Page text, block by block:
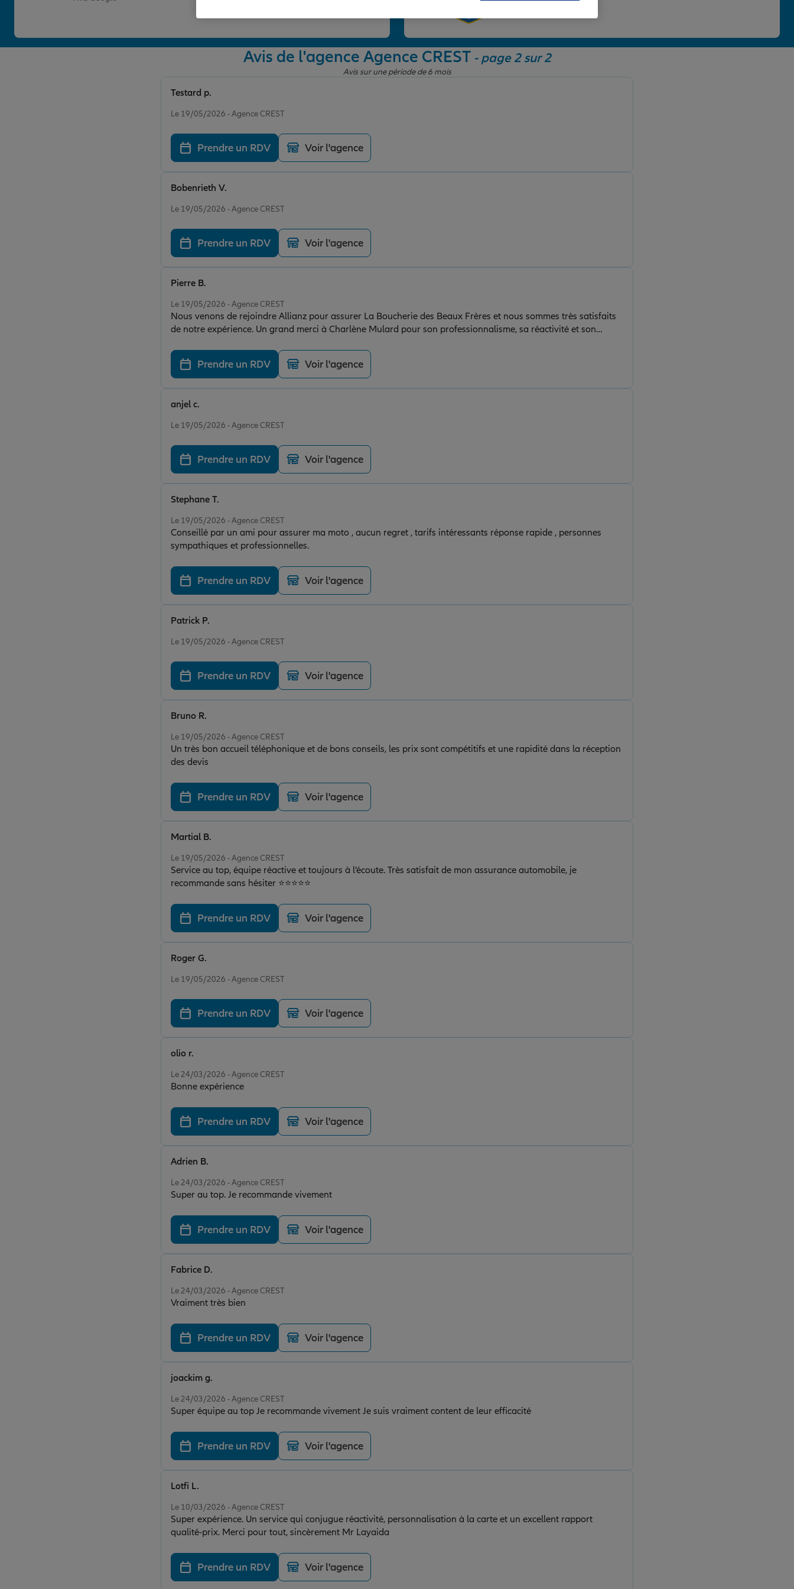
Avis de l'agence Agence CREST- page 2 sur 2
Avis sur une période de 6 mois
Le 19/05/2026 - Agence CREST
Testard p.
Prendre un RDV Voir l'agence
Le 19/05/2026 - Agence CREST
Bobenrieth V.
Prendre un RDV Voir l'agence
Le 19/05/2026 - Agence CREST
Nous venons de rejoindre Allianz￼ pour assurer La Boucherie des Beaux Frères et nous sommes très satisfaits
de notre expérience. Un grand merci à Charlène Mulard pour son professionnalisme, sa réactivité et son
Pierre B.
Prendre un RDV Voir l'agence
Le 19/05/2026 - Agence CREST
anjel c.
Prendre un RDV Voir l'agence
Le 19/05/2026 - Agence CREST
Conseillé par un ami pour assurer ma moto , aucun regret , tarifs intéressants réponse rapide , personnes
sympathiques et professionnelles.
Stephane T.
Prendre un RDV Voir l'agence
Le 19/05/2026 - Agence CREST
Patrick P.
Prendre un RDV Voir l'agence
Le 19/05/2026 - Agence CREST
Un très bon accueil téléphonique et de bons conseils, les prix sont compétitifs et une rapidité dans la réception
des devis
Bruno R.
Prendre un RDV Voir l'agence
Le 19/05/2026 - Agence CREST
Service au top, équipe réactive et toujours à l’écoute. Très satisfait de mon assurance automobile, je
recommande sans hésiter ⭐⭐⭐⭐⭐
Martial B.
Prendre un RDV Voir l'agence
Le 19/05/2026 - Agence CREST
Roger G.
Prendre un RDV Voir l'agence
Le 24/03/2026 - Agence CREST
Bonne expérience
olio r.
Prendre un RDV Voir l'agence
Le 24/03/2026 - Agence CREST
Super au top. Je recommande vivement
Adrien B.
Prendre un RDV Voir l'agence
Le 24/03/2026 - Agence CREST
Vraiment très bien
Fabrice D.
Prendre un RDV Voir l'agence
Le 24/03/2026 - Agence CREST
Super équipe au top Je recommande vivement Je suis vraiment content de leur efficacité
joackim g.
Prendre un RDV Voir l'agence
Le 10/03/2026 - Agence CREST
Super expérience. Un service qui conjugue réactivité, personnalisation à la carte et un excellent rapport
qualité-prix. Merci pour tout, sincèrement Mr Layaida
Lotfi L.
Prendre un RDV Voir l'agence